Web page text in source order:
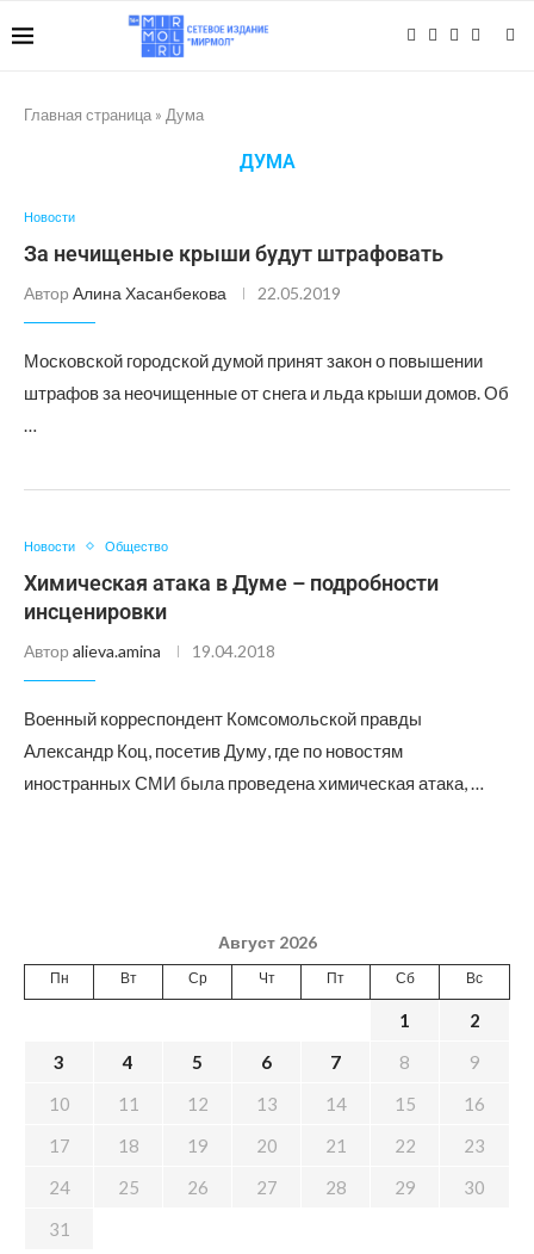
Главная страница » Дума
ДУМА
Новости
За нечищеные крыши будут штрафовать
Автор Алина Хасанбекова 22.05.2019
Московской городской думой принят закон о повышении
штрафов за неочищенные от снега и льда крыши домов. Об
…
Новости Общество
Химическая атака в Думе – подробности
инсценировки
Автор alieva.amina 19.04.2018
Военный корреспондент Комсомольской правды
Александр Коц, посетив Думу, где по новостям
иностранных СМИ была проведена химическая атака, …
Август 2026
Пн Вт Ср Чт Пт Сб Вс
1
2
3
4 5 6 7 8
9
10
11 12 13 14 15
16
17
18 19 20 21 22
23
24
25 26 27 28 29
30
31